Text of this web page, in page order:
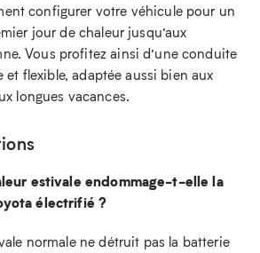
configurer votre véhicule pour un
jour de chaleur jusqu’aux
Vous profitez ainsi d’une conduite
et flexible, adaptée aussi bien aux
longues vacances.
estivale endommage-t-elle la
électrifié ?
normale ne détruit pas la batterie